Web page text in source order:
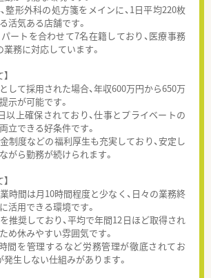
整形外科の処方箋をメインに、1日平均220枚
活気ある店舗です。
ートを合わせて7名在籍しており、医療事務
務に対応しています。
して採用された場合、年収600万円から650万
示が可能です。
上確保されており、仕事とプライベートの
立できる好条件です。
制度などの福利厚生も充実しており、安定し
がら勤務が続けられます。
時間は月10時間程度と少なく、日々の業務終
活用できる環境です。
推奨しており、平均で年間12日ほど取得され
め休みやすい雰囲気です。
間を管理するなど労務管理が徹底されてお
発生しない仕組みがあります。